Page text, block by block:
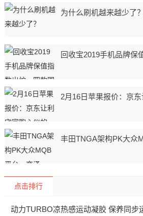
为什么刷机越来越少了？
回收宝2019手机品牌保
2月16日苹果报价：京
丰田TNGA架构PK大众
点击排行
动力TURBO凉热感运动凝胶 保养同步